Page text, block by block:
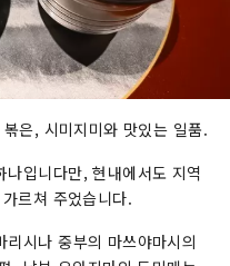
은, 시미지미와 맛있는 일품.
입니다만, 현내에서도 지역
르쳐 주었습니다.
시나 중부의 마쓰야마시의